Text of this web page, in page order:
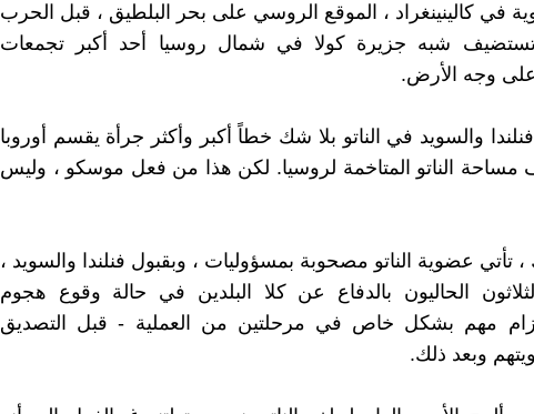
في كالينينغراد ، الموقع الروسي على بحر البلطيق ، قبل الحرب
شبه جزيرة كولا في شمال روسيا أحد أكبر تجمعات
على وجه الأرض.
والسويد في الناتو بلا شك خطاً أكبر وأكثر جرأة يقسم أوروبا
الناتو المتاخمة لروسيا. لكن هذا من فعل موسكو ، وليس
، تأتي عضوية الناتو مصحوبة بمسؤوليات ، وبقبول فنلندا والسويد ،
الحاليون بالدفاع عن كلا البلدين في حالة وقوع هجوم
مهم بشكل خاص في مرحلتين من العملية - قبل التصديق
وبعد ذلك.